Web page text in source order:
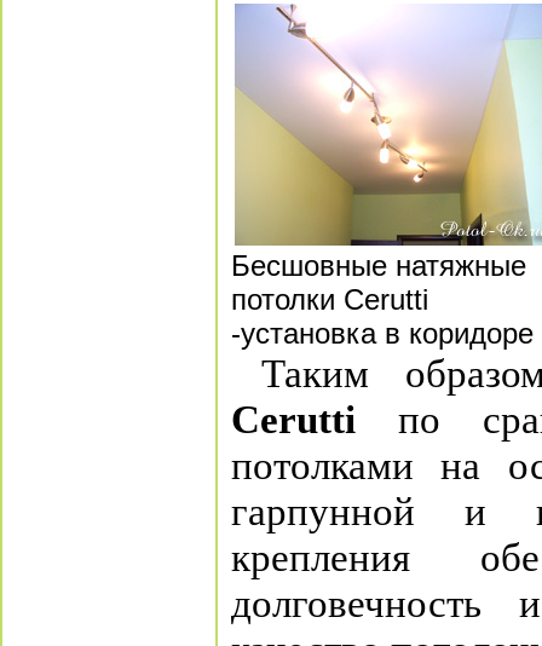
Бесшовные натяжные
потолки Cerutti
-установка в коридоре
Таким
Cerutti по
потолками на
гарпунной и
крепления
долговечность